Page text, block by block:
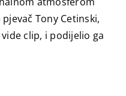
Tony Cetinski,
clip, i podijelio ga